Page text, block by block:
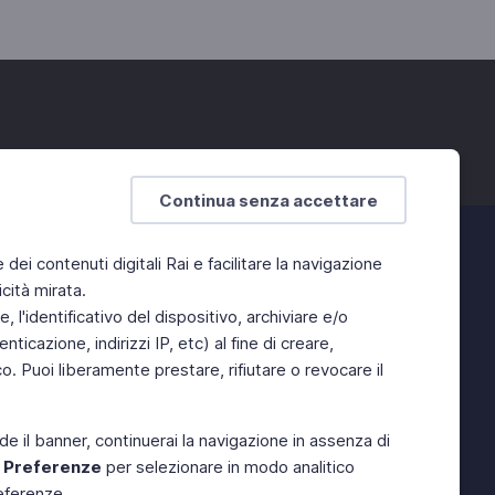
Continua senza accettare
contenuti digitali Rai e facilitare la navigazione
mirata.
l'identificativo del dispositivo, archiviare e/o
indirizzi IP, etc) al fine di creare,
Puoi liberamente prestare, rifiutare o revocare il
il banner, continuerai la navigazione in assenza di
Preferenze per selezionare in modo analitico